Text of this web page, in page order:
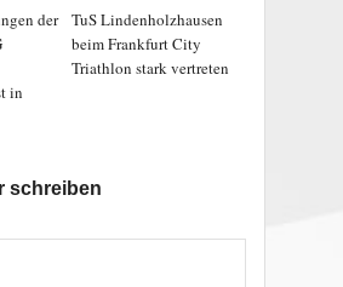
der
in
TuS Lindenholzhausen
beim Frankfurt City
Triathlon stark vertreten
schreiben